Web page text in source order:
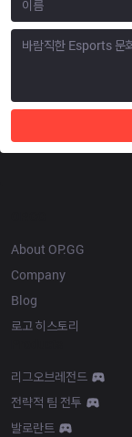
About OP.GG
Company
Blog
로고 히스토리
리그오브레전드
전략적 팀 전투
발로란트